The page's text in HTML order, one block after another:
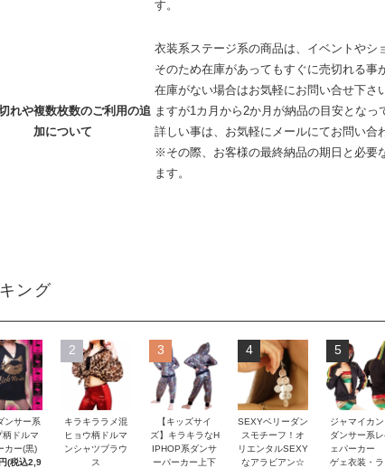
す。
れや複数枚数のご利用の追
加について
衣装系ステージ系の商品は、イベントやシ
そのため在庫があってもすぐに売切れる事
在庫がない場合はお気軽にお問い合せ下さ
ますが1カ月から2か月が納品の目安となっ
詳しい事は、お気軽に メールにてお問い合
※その際、お客様の最終納品の期日と必要
ます。
ング
サー系
柄ドルマ
カー(黒)
(税込2,9
2
キラキララメ混
ヒョウ柄ドルマ
ンシャツブラウ
ス
3
【キッズサイ
ズ】キラキラなH
IPHOP系ダンサ
ーパーカー上下
4
SEXYベリーダン
スモチーフ！オ
リエンタルSEXY
なアラビアン☆
5
ジャマイカン
ダンサー系
ェパーカー
ゲェ衣装・ラ